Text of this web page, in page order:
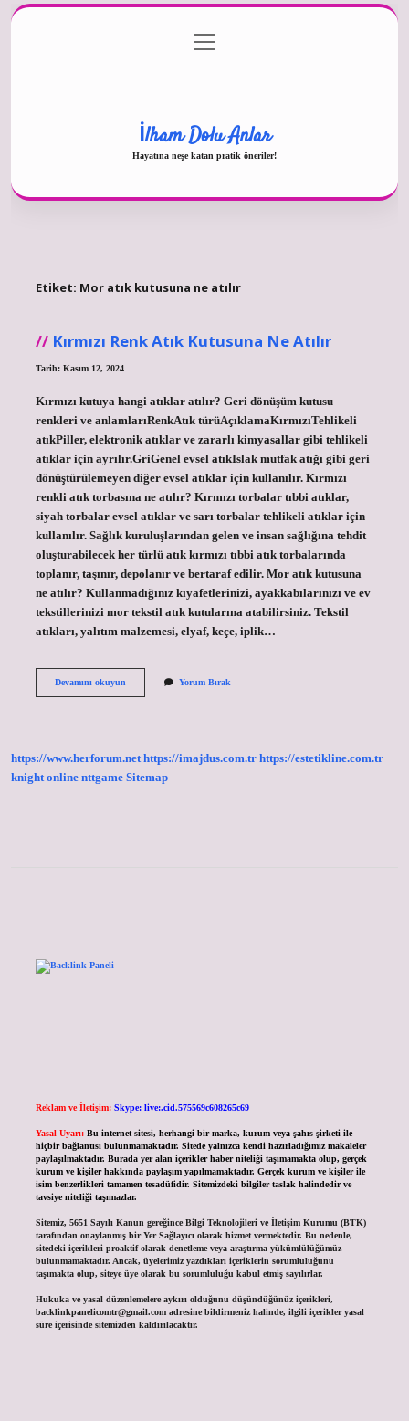
Gizlilik Politikası
menüyü
aç
İlham Dolu Anlar
Hayatına neşe katan pratik öneriler!
Etiket: Mor atık kutusuna ne atılır
Kırmızı Renk Atık Kutusuna Ne Atılır
Tarih: Kasım 12, 2024
Kırmızı kutuya hangi atıklar atılır? Geri dönüşüm kutusu
renkleri ve anlamlarıRenkAtık türüAçıklamaKırmızıTehlikeli
atıkPiller, elektronik atıklar ve zararlı kimyasallar gibi tehlikeli
atıklar için ayrılır.GriGenel evsel atıkIslak mutfak atığı gibi geri
dönüştürülemeyen diğer evsel atıklar için kullanılır. Kırmızı
renkli atık torbasına ne atılır? Kırmızı torbalar tıbbi atıklar,
siyah torbalar evsel atıklar ve sarı torbalar tehlikeli atıklar için
kullanılır. Sağlık kuruluşlarından gelen ve insan sağlığına tehdit
oluşturabilecek her türlü atık kırmızı tıbbi atık torbalarında
toplanır, taşınır, depolanır ve bertaraf edilir. Mor atık kutusuna
ne atılır? Kullanmadığınız kıyafetlerinizi, ayakkabılarınızı ve ev
tekstillerinizi mor tekstil atık kutularına atabilirsiniz. Tekstil
atıkları, yalıtım malzemesi, elyaf, keçe, iplik…
Devamını okuyunKırmızı
Yorum Bırak
https://www.herforum.net https://imajdus.com.tr https://estetikline.com.tr
knight online nttgame Sitemap
Reklam ve İletişim: Skype: live:.cid.575569c608265c69
Yasal Uyarı: Bu internet sitesi, herhangi bir marka, kurum veya şahıs şirketi ile
hiçbir bağlantısı bulunmamaktadır. Sitede yalnızca kendi hazırladığımız makaleler
paylaşılmaktadır. Burada yer alan içerikler haber niteliği taşımamakta olup, gerçek
kurum ve kişiler hakkında paylaşım yapılmamaktadır. Gerçek kurum ve kişiler ile
isim benzerlikleri tamamen tesadüfidir. Sitemizdeki bilgiler taslak halindedir ve
tavsiye niteliği taşımazlar.
Sitemiz, 5651 Sayılı Kanun gereğince Bilgi Teknolojileri ve İletişim Kurumu (BTK)
tarafından onaylanmış bir Yer Sağlayıcı olarak hizmet vermektedir. Bu nedenle,
sitedeki içerikleri proaktif olarak denetleme veya araştırma yükümlülüğümüz
bulunmamaktadır. Ancak, üyelerimiz yazdıkları içeriklerin sorumluluğunu
taşımakta olup, siteye üye olarak bu sorumluluğu kabul etmiş sayılırlar.
Hukuka ve yasal düzenlemelere aykırı olduğunu düşündüğünüz içerikleri,
backlinkpanelicomtr@gmail.comadresine bildirmeniz halinde, ilgili içerikler yasal
süre içerisinde sitemizden kaldırılacaktır.